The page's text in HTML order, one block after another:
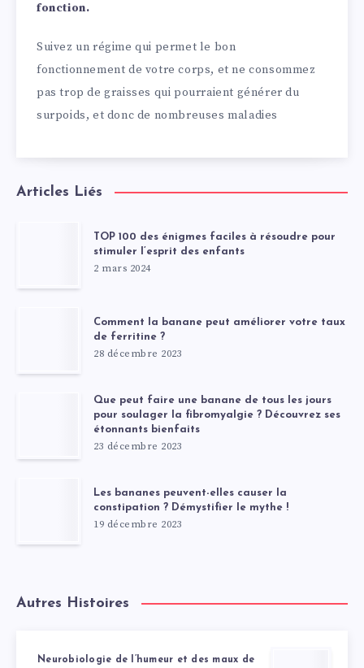
fonction.
Suivez un régime qui permet le bon
fonctionnement de votre corps, et ne consommez
pas trop de graisses qui pourraient générer du
surpoids, et donc de nombreuses maladies
Articles Liés
TOP 100 des énigmes faciles à résoudre pour
stimuler l’esprit des enfants
2 mars 2024
Comment la banane peut améliorer votre taux
de ferritine ?
28 décembre 2023
Que peut faire une banane de tous les jours
pour soulager la fibromyalgie ? Découvrez ses
étonnants bienfaits
23 décembre 2023
Les bananes peuvent-elles causer la
constipation ? Démystifier le mythe !
19 décembre 2023
Autres Histoires
Neurobiologie de l’humeur et des maux de